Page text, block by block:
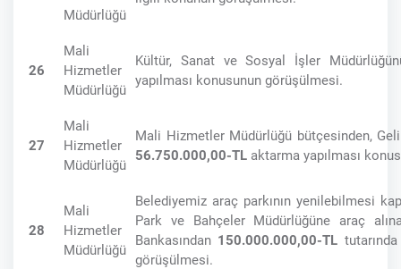
Müdürlüğü
26
Mali
Hizmetler
Müdürlüğü
Kültür, Sanat ve Sosyal İşler
yapılması konusunun görüşülmesi.
27
Mali
Hizmetler
Müdürlüğü
Mali Hizmetler Müdürlüğü bütçesinden,
56.750.000,00-TL aktarma yapılması
28
Mali
Hizmetler
Müdürlüğü
Belediyemiz araç parkının yenilebilmesi
Park ve Bahçeler Müdürlüğüne araç
Bankasından 150.000.000,00-TL
görüşülmesi.